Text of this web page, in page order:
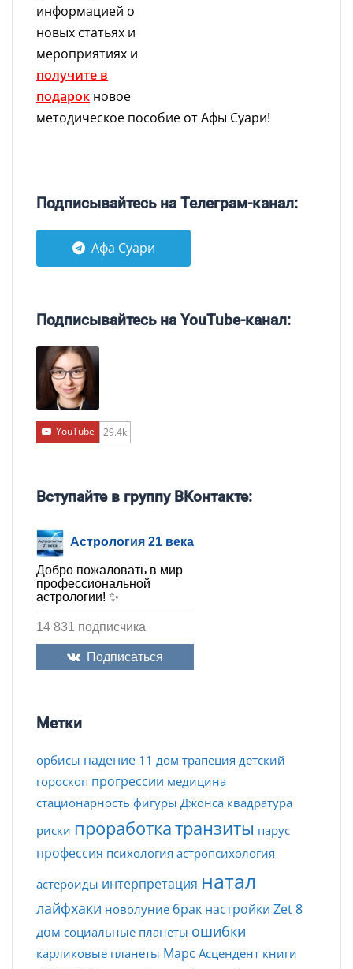
информацией о
новых статьях и
мероприятиях и
получите в
подарок новое
методическое пособие от Афы Суари!
Подписывайтесь на Телеграм-канал:
Афа Суари
Подписывайтесь на YouTube-канал:
YouTube 29.4k
Вступайте в группу ВКонтакте:
Астрология 21 века
Добро пожаловать в мир
профессиональной
астрологии! ✨
14 831 подписчика
Подписаться
Метки
орбисы падение 11 дом трапеция детский
гороскоп прогрессии медицина
стационарность фигуры Джонса квадратура
риски проработкатранзиты парус
профессия психология астропсихология
астероиды интерпретация натал
лайфхаки новолуние брак настройки Zet8
дом социальные планеты ошибки
карликовые планеты Марс Асцендент книги